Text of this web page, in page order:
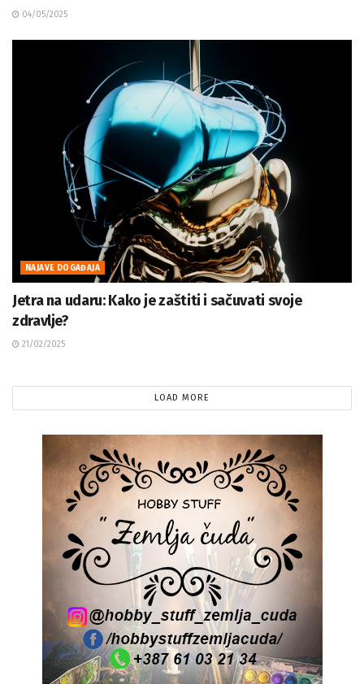
04/05/2025
NAJAVE DOGAĐAJA
Jetra na udaru: Kako je zaštiti i sačuvati svoje
zdravlje?
21/02/2025
LOAD MORE